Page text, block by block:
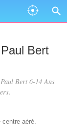
Bert
Bert 6-14 Ans
centre aéré.